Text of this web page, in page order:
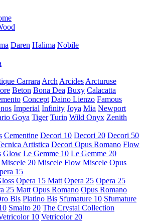
Daren Halima Nobile
Carrara Arch Arcides Arcturuse
Beton Bona Dea Buxy Calacatta
Concept Daino Lienzo Famous
Imperial Infinity Joya Mia Newport
Goya Tiger Turin Wild Onyx Zenith
Cementine Decori 10 Decori 20 Decori 50
Artistica Decori Opus Romano Flow
Glow Le Gemme 10 Le Gemme 20
Miscele 20 Miscele Flow Miscele Opus
15
Opera 15 Matt Opera 25 Opera 25
25 Matt Opus Romano Opus Romano
Bis Platino Bis Sfumature 10 Sfumature
Smalto 20 The Crystal Collection
10 Vetricolor 20